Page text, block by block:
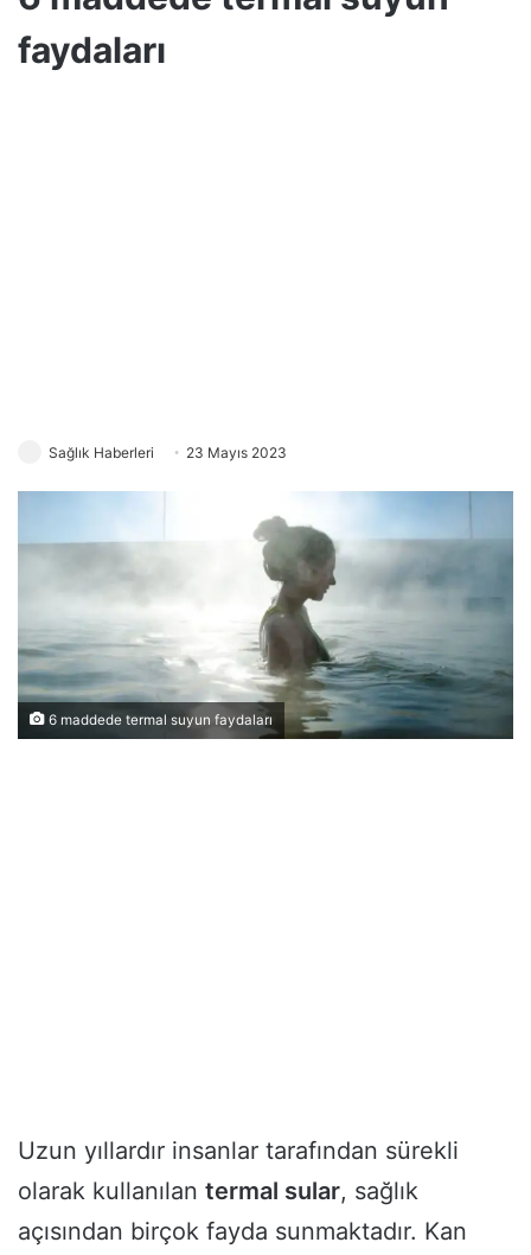
faydaları
Sağlık Haberleri 23 Mayıs 2023
6 maddede termal suyun faydaları
Uzun yıllardır insanlar tarafından sürekli
olarak kullanılan termal sular, sağlık
açısından birçok fayda sunmaktadır. Kan